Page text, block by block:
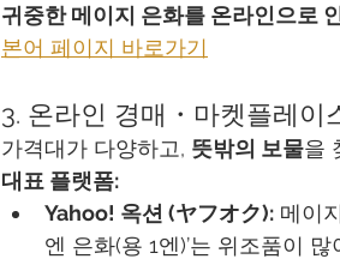
귀중한 메이지 은화를 온라인으로
본어 페이지 바로가기
3. 온라인 경매・마켓플레이
가격대가 다양하고, 뜻밖의 보물을
대표 플랫폼:
Yahoo! 옥션 (ヤフオク): 메이
엔 은화(용 1엔)’는 위조품이 많